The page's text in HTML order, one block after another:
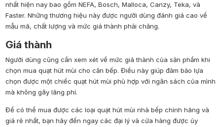
nhất hiện nay bao gồm NEFA, Bosch, Malloca, Canzy, Teka, và
Faster. Những thương hiệu này được người dùng đánh giá cao về
mẫu mã, chất lượng và mức giá thành phải chăng.
Giá thành
Người dùng cũng cần xem xét về mức giá thành của sản phẩm khi
chọn mua quạt hút mùi cho căn bếp. Điều này giúp đảm bảo lựa
chọn được một chiếc quạt hút mùi phù hợp với ngân sách của mình
mà không gây lãng phí.
Để có thể mua được các loại quạt hút mùi nhà bếp chính hãng và
giá rẻ nhất, bạn hãy đến ngay các đại lý và cửa hàng được ủy